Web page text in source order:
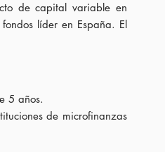
de capital variable en
líder en España. El
5 años.
de microfinanzas